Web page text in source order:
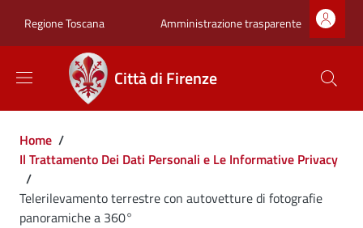
Regione Toscana Zona superiore
Amministrazione trasparente
Città di Firenze
Briciole di pane
Home /
Il Trattamento Dei Dati Personali e Le Informative Privacy
/
Telerilevamento terrestre con autovetture di fotografie
panoramiche a 360°